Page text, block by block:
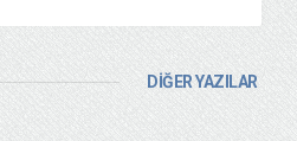
DİĞER YAZILAR